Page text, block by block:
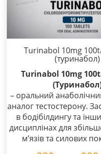
Turinabol 10mg
(туринабол)
Turinabol 10mg
– оральний
аналог тестостерону.
в бодібілдингу та
дисциплінах для
м’язів та силових